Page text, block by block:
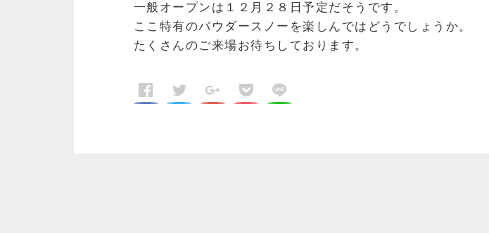
一般オープンは１２月２８日予定だそうです。
ここ特有のパウダースノーを楽しんではどうでしょうか。
たくさんのご来場お待ちしております。